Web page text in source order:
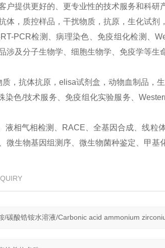
户提供更好的、更专业性的技术服务和科研
体，质控样品，干扰物质，抗原，生化试剂
PCR检测、病理染色、免疫组化检测、
涉及分子生物学、细胞生物学、免疫学等生
，抗体抗原，elisa试剂盒，动物血制品，生
染色/技术服务、免疫组化实验服务、
液相气相检测、RACE、全基因合成、线粒
微生物基因组测序、微生物菌种鉴定、甲基